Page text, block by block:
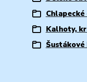
Kalhoty,